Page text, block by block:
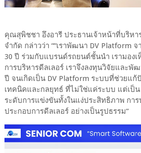
คุณสุพิชชา อึงอารี ประธานเจ้าหน้าที่บริหา
จำกัด กล่าวว่า ““เราพัฒนา DV Platform
30 ปี ร่วมกับแบรนด์รถยนต์ชั้นนำ เรามอง
การบริหารดีลเลอร์ เราจึงลงทุนวิจัยและพั
ปี จนเกิดเป็น DV Platform ระบบที่ช่วยแก้
เทคนิคและกลยุทธ์ ที่ไม่ใช่แค่ระบบ แต่เป็น
ระดับการแข่งขันทั้งในแง่ประสิทธิภาพ กา
ประกอบการดีลเลอร์ อย่างเป็นรูปธรรม”